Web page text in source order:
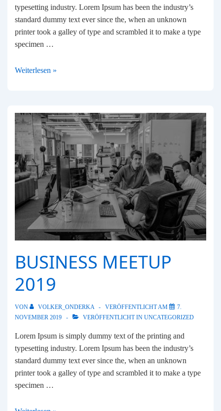
typesetting industry. Lorem Ipsum has been the industry’s
standard dummy text ever since the, when an unknown
printer took a galley of type and scrambled it to make a type
specimen …
Australia
2019
Weiterlesen »
BUSINESS MEETUP
2019
VON VOLKER_ONDERKA VERÖFFENTLICHT AM
7.
NOVEMBER 2019
VERÖFFENTLICHT IN UNCATEGORIZED
Lorem Ipsum is simply dummy text of the printing and
typesetting industry. Lorem Ipsum has been the industry’s
standard dummy text ever since the, when an unknown
printer took a galley of type and scrambled it to make a type
specimen …